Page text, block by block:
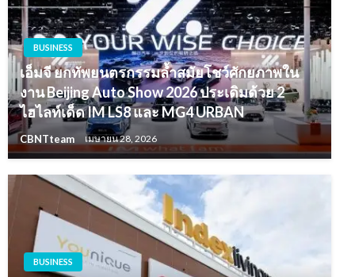
BUSINESS
เอ็มจี ยกทัพยนตรกรรมล้ำสมัยโชว์ศักยภาพใน
งาน Beijing Auto Show 2026 ประเดิมด้วย 2
ไฮไลท์เด็ด IM LS8 และ MG4 URBAN
CBNTteam เมษายน 28, 2026
BUSINESS